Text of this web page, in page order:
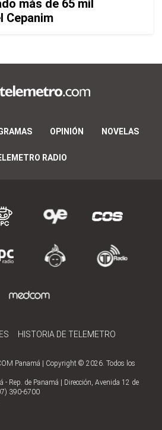
más de 65 mil
Cepanim
OPINIÓN NOVELAS
RADIO
HISTORIA DE TELEMETRO
Panamá | Copyright © 2026. Todos los
Rep. de Panamá | Dirección, Avenida 12 de
390-6700